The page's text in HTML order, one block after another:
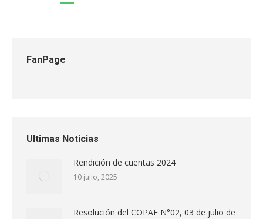
FanPage
Ultimas Noticias
Rendición de cuentas 2024
10 julio, 2025
Resolución del COPAE N°02, 03 de julio de